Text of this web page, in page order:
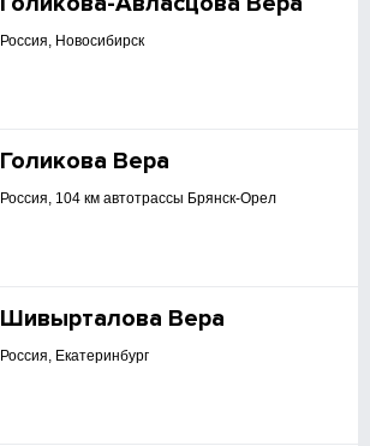
Россия, Новосибирск
Голикова Вера
Россия, 104 км автотрассы Брянск-Орел
Шивырталова Вера
Россия, Екатеринбург